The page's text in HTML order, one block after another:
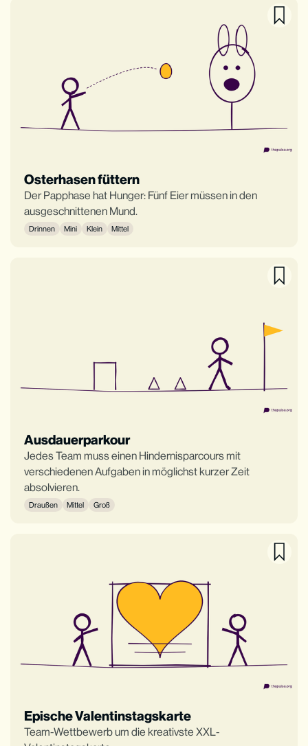
Osterhasen füttern
Der Papphase hat Hunger: Fünf Eier müssen in den
ausgeschnittenen Mund.
Drinnen Mini Klein Mittel
Ausdauerparkour
Jedes Team muss einen Hindernisparcours mit
verschiedenen Aufgaben in möglichst kurzer Zeit
absolvieren.
Draußen Mittel Groß
Epische Valentinstagskarte
Team-Wettbewerb um die kreativste XXL-